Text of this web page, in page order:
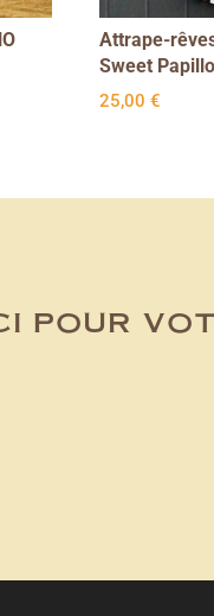
Attrape-
Sweet
25,00€
pour